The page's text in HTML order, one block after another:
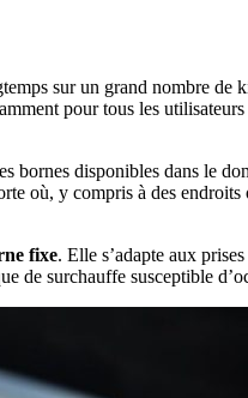
sur un grand nombre de
pour tous les
bornes disponibles dans
où, y compris à des
fixe. Elle s’adapte aux
de surchauffe susceptible